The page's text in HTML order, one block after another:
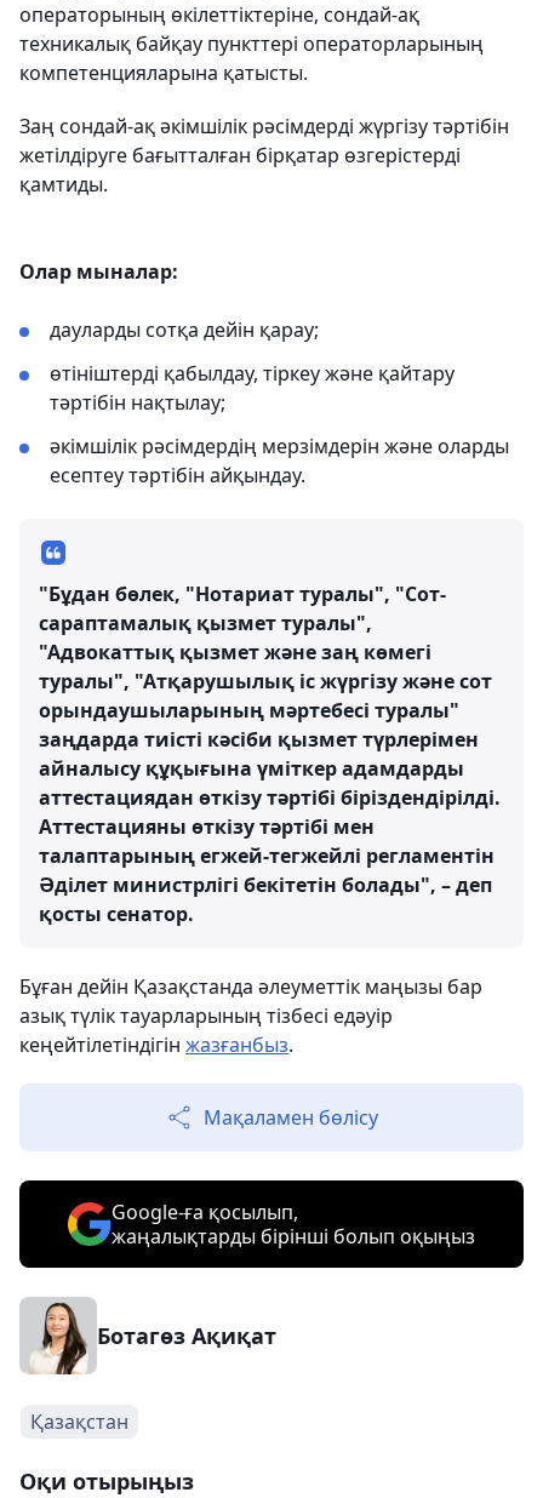
операторының өкілеттіктеріне, сондай-ақ
техникалық байқау пункттері операторларының
компетенцияларына қатысты.
Заң сондай-ақ әкімшілік рәсімдерді жүргізу тәртібін
жетілдіруге бағытталған бірқатар өзгерістерді
қамтиды.
Олар мыналар:
дауларды сотқа дейін қарау;
өтініштерді қабылдау, тіркеу және қайтару
тәртібін нақтылау;
әкімшілік рәсімдердің мерзімдерін және оларды
есептеу тәртібін айқындау.
"Бұдан бөлек, "Нотариат туралы", "Сот-
сараптамалық қызмет туралы",
"Адвокаттық қызмет және заң көмегі
туралы", "Атқарушылық іс жүргізу және сот
орындаушыларының мәртебесі туралы"
заңдарда тиісті кәсіби қызмет түрлерімен
айналысу құқығына үміткер адамдарды
аттестациядан өткізу тәртібі біріздендірілді.
Аттестацияны өткізу тәртібі мен
талаптарының егжей-тегжейлі регламентін
Әділет министрлігі бекітетін болады", – деп
қосты сенатор.
Бұған дейін Қазақстанда әлеуметтік маңызы бар
азық түлік тауарларының тізбесі едәуір
кеңейтілетіндігін жазғанбыз.
Мақаламен бөлісу
Google-ға қосылып,
жаңалықтарды бірінші болып оқыңыз
Ботагөз Ақиқат
Қазақстан
Оқи отырыңыз